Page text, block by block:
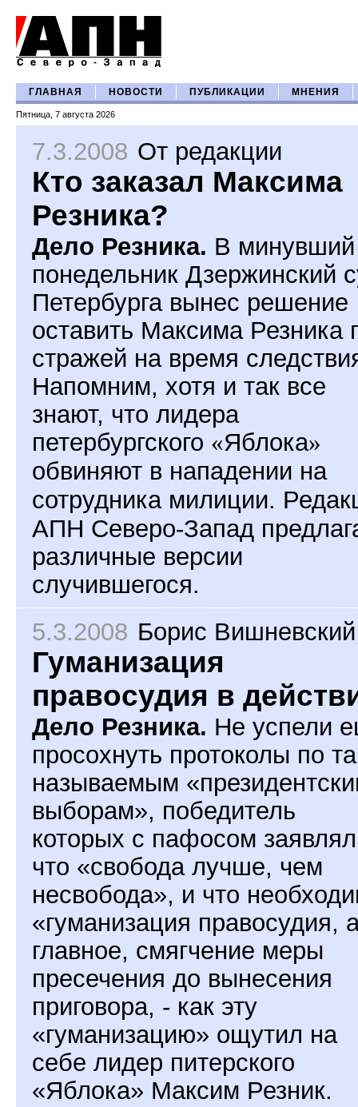
ГЛАВНАЯ НОВОСТИ ПУБЛИКАЦИИ МНЕНИЯ
Пятница, 7 августа 2026
7.3.2008 От редакции
Кто заказал Максима
Резника?
Дело Резника. В минувший
понедельник Дзержинский
Петербурга вынес решение
оставить Максима Резника
стражей на время
Напомним, хотя и так все
знают, что лидера
петербургского «Яблока»
обвиняют в нападении на
сотрудника милиции.
АПН Северо-Запад
различные версии
случившегося.
5.3.2008 Борис Вишневский
Гуманизация
правосудия в
Дело Резника. Не успели
просохнуть протоколы по
называемым
выборам», победитель
которых с пафосом
что «свобода лучше, чем
несвобода», и что
«гуманизация правосудия,
главное, смягчение меры
пресечения до вынесения
приговора, - как эту
«гуманизацию» ощутил на
себе лидер питерского
«Яблока» Максим Резник.